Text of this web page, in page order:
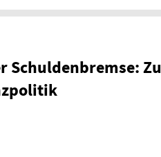
Schuldenbremse: